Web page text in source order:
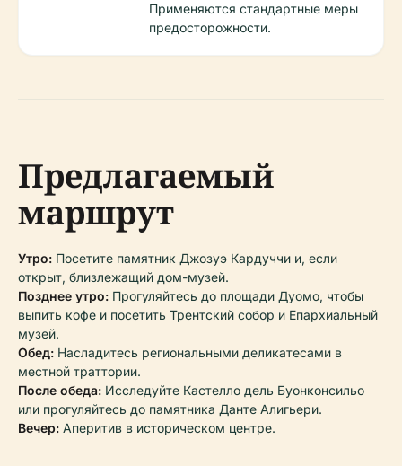
Применяются стандартные меры
предосторожности.
Предлагаемый
маршрут
Утро: Посетите памятник Джозуэ Кардуччи и, если
открыт, близлежащий дом-музей.
Позднее утро: Прогуляйтесь до площади Дуомо, чтобы
выпить кофе и посетить Трентский собор и Епархиальный
музей.
Обед: Насладитесь региональными деликатесами в
местной траттории.
После обеда: Исследуйте Кастелло дель Буонконсильо
или прогуляйтесь до памятника Данте Алигьери.
Вечер: Аперитив в историческом центре.